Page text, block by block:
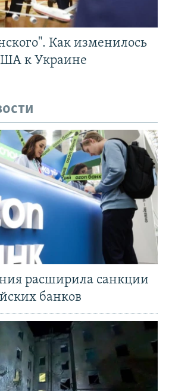
Как изменилось
к Украине
расширила санкции
банков